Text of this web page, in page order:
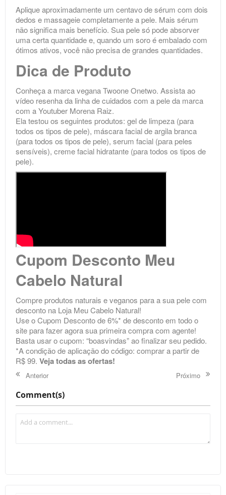
Aplique aproximadamente um centavo de sérum com dois
dedos e massageie completamente a pele. Mais sérum
não significa mais benefício. Sua pele só pode absorver
uma certa quantidade e, quando um soro é embalado com
ótimos ativos, você não precisa de grandes quantidades.
Dica de Produto
Conheça a marca veganaTwoone Onetwo. Assista ao
vídeo resenha da linha de cuidados com a pele da marca
com a Youtuber Morena Raiz.
Ela testou os seguintes produtos: gel de limpeza (para
todos os tipos de pele), máscara facial de argila branca
(para todos os tipos de pele), serum facial (para peles
sensíveis), creme facial hidratante (para todos os tipos de
pele).
Cupom Desconto Meu
Cabelo Natural
Compre produtos naturais e veganos para a sua pele com
desconto na Loja Meu Cabelo Natural!
Use o Cupom Desconto de 6%* de desconto em todo o
site para fazer agora sua primeira compra com agente!
Basta usar o cupom: “boasvindas” ao finalizar seu pedido.
*A condição de aplicação do código: comprar a partir de
R$ 99. Veja todas as ofertas!
Anterior Próximo
Comment(s)